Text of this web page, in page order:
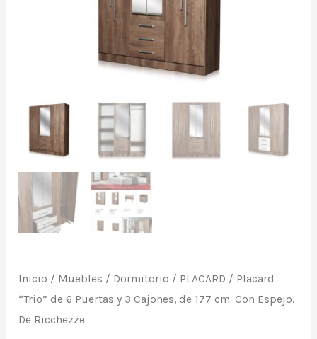
Inicio / Muebles / Dormitorio / PLACARD / Placard
“Trio” de 6 Puertas y 3 Cajones, de 177 cm. Con Espejo.
De Ricchezze.
177
Con
Espejo.
De
Ricchezze.